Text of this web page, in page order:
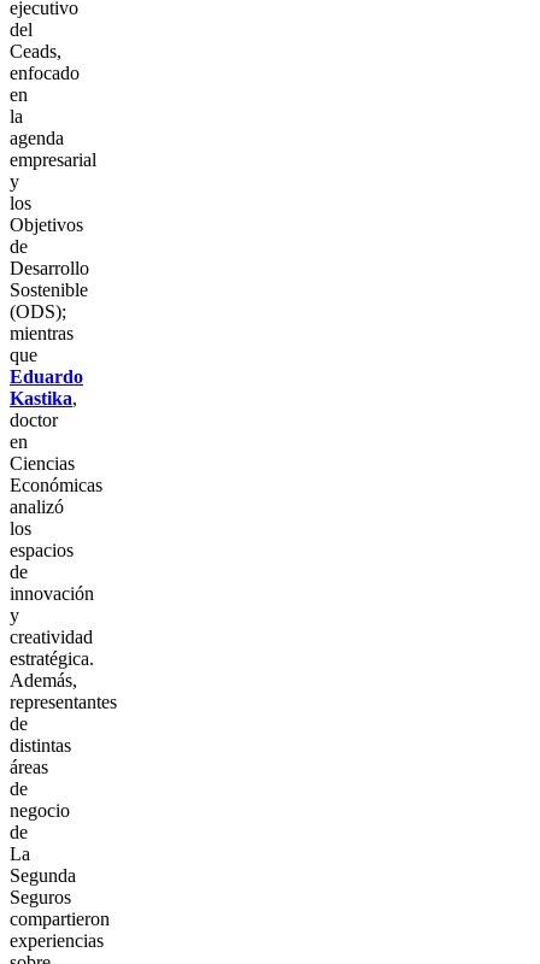
ejecutivo
del
Ceads,
enfocado
en
la
agenda
empresarial
y
los
Objetivos
de
Desarrollo
Sostenible
(ODS);
mientras
que
Eduardo
Kastika,
doctor
en
Ciencias
Económicas
analizó
los
espacios
de
innovación
y
creatividad
estratégica.
Además,
representantes
de
distintas
áreas
de
negocio
de
La
Segunda
Seguros
compartieron
experiencias